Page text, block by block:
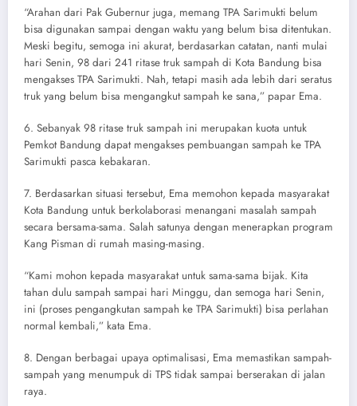
“Arahan dari Pak Gubernur juga, memang TPA Sarimukti belum
bisa digunakan sampai dengan waktu yang belum bisa ditentukan.
Meski begitu, semoga ini akurat, berdasarkan catatan, nanti mulai
hari Senin, 98 dari 241 ritase truk sampah di Kota Bandung bisa
mengakses TPA Sarimukti. Nah, tetapi masih ada lebih dari seratus
truk yang belum bisa mengangkut sampah ke sana,” papar Ema.
6. Sebanyak 98 ritase truk sampah ini merupakan kuota untuk
Pemkot Bandung dapat mengakses pembuangan sampah ke TPA
Sarimukti pasca kebakaran.
7. Berdasarkan situasi tersebut, Ema memohon kepada masyarakat
Kota Bandung untuk berkolaborasi menangani masalah sampah
secara bersama-sama. Salah satunya dengan menerapkan program
Kang Pisman di rumah masing-masing.
“Kami mohon kepada masyarakat untuk sama-sama bijak. Kita
tahan dulu sampah sampai hari Minggu, dan semoga hari Senin,
ini (proses pengangkutan sampah ke TPA Sarimukti) bisa perlahan
normal kembali,” kata Ema.
8. Dengan berbagai upaya optimalisasi, Ema memastikan sampah-
sampah yang menumpuk di TPS tidak sampai berserakan di jalan
raya.